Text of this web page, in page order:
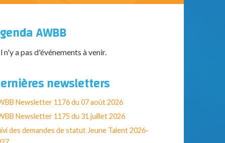
AWBB
n'y a pas d'événements à venir.
newsletters
Newsletter 1176 du 07 août 2026
Newsletter 1175 du 31 juillet 2026
des demandes de statut Jeune Talent 2026-